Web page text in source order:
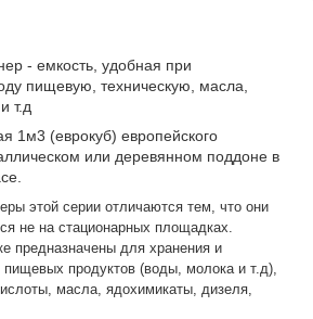
- емкость, удобная при
пищевую, техническую, масла,
т.д
1м3 (еврокуб) европейского
или деревянном поддоне в
этой серии отличаются тем, что они
не на стационарных площадках.
предназначены для хранения и
пищевых продуктов (воды, молока и т.д),
масла, ядохимикаты, дизеля,